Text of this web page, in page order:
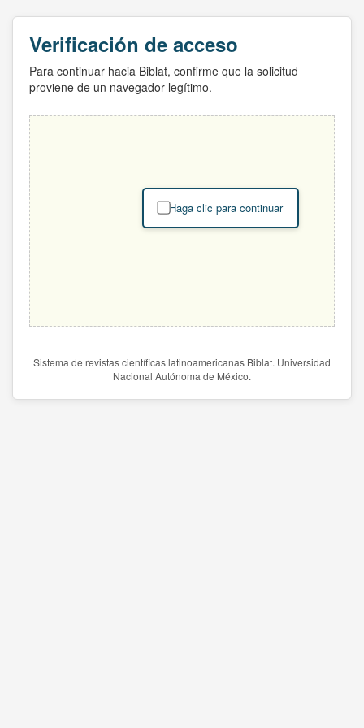
Verificación de acceso
Para continuar hacia Biblat, confirme que la solicitud
proviene de un navegador legítimo.
Haga clic para continuar
Sistema de revistas científicas latinoamericanas Biblat. Universidad
Nacional Autónoma de México.